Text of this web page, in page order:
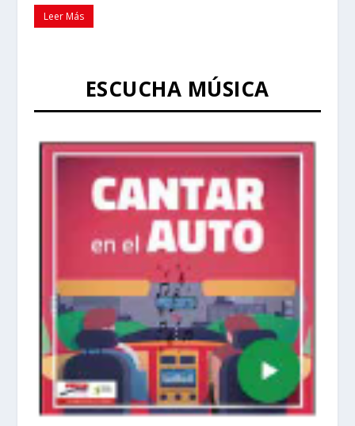
Leer Más
ESCUCHA MÚSICA